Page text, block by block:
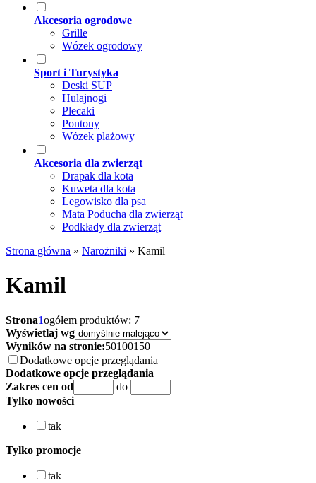
Akcesoria ogrodowe
Grille
Wózek ogrodowy
Sport i Turystyka
Deski SUP
Hulajnogi
Plecaki
Pontony
Wózek plażowy
Akcesoria dla zwierząt
Drapak dla kota
Kuweta dla kota
Legowisko dla psa
Mata Poducha dla zwierząt
Podkłady dla zwierząt
Strona główna » Narożniki » Kamil
Kamil
Strona1ogółem produktów: 7
Wyświetlaj wg
Wyników na stronie:50100150
Dodatkowe opcje przeglądania
Dodatkowe opcje przeglądania
Zakres cen od
do
Tylko nowości
tak
Tylko promocje
tak